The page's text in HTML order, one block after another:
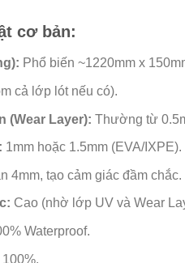
cơ bản:
Phổ biến ~1220mm x
cả lớp lót nếu có).
(Wear Layer): Thường từ
1mm hoặc 1.5mm (EVA/IXPE).
4mm, tạo cảm giác đầm chắc.
Cao (nhờ lớp UV và Wear
Waterproof.
100%.